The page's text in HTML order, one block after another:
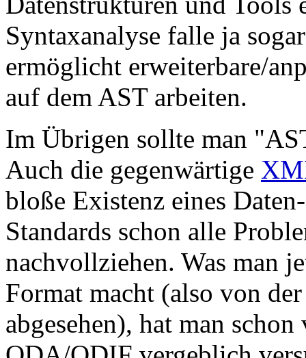
Syntaxanalyse falle ja
ermöglicht erweiterbare/
auf dem AST arbeiten.
Im Übrigen sollte man
Auch die gegenwärtige
bloße Existenz eines
Standards schon alle
nachvollziehen. Was man
Format macht (also von
abgesehen), hat man